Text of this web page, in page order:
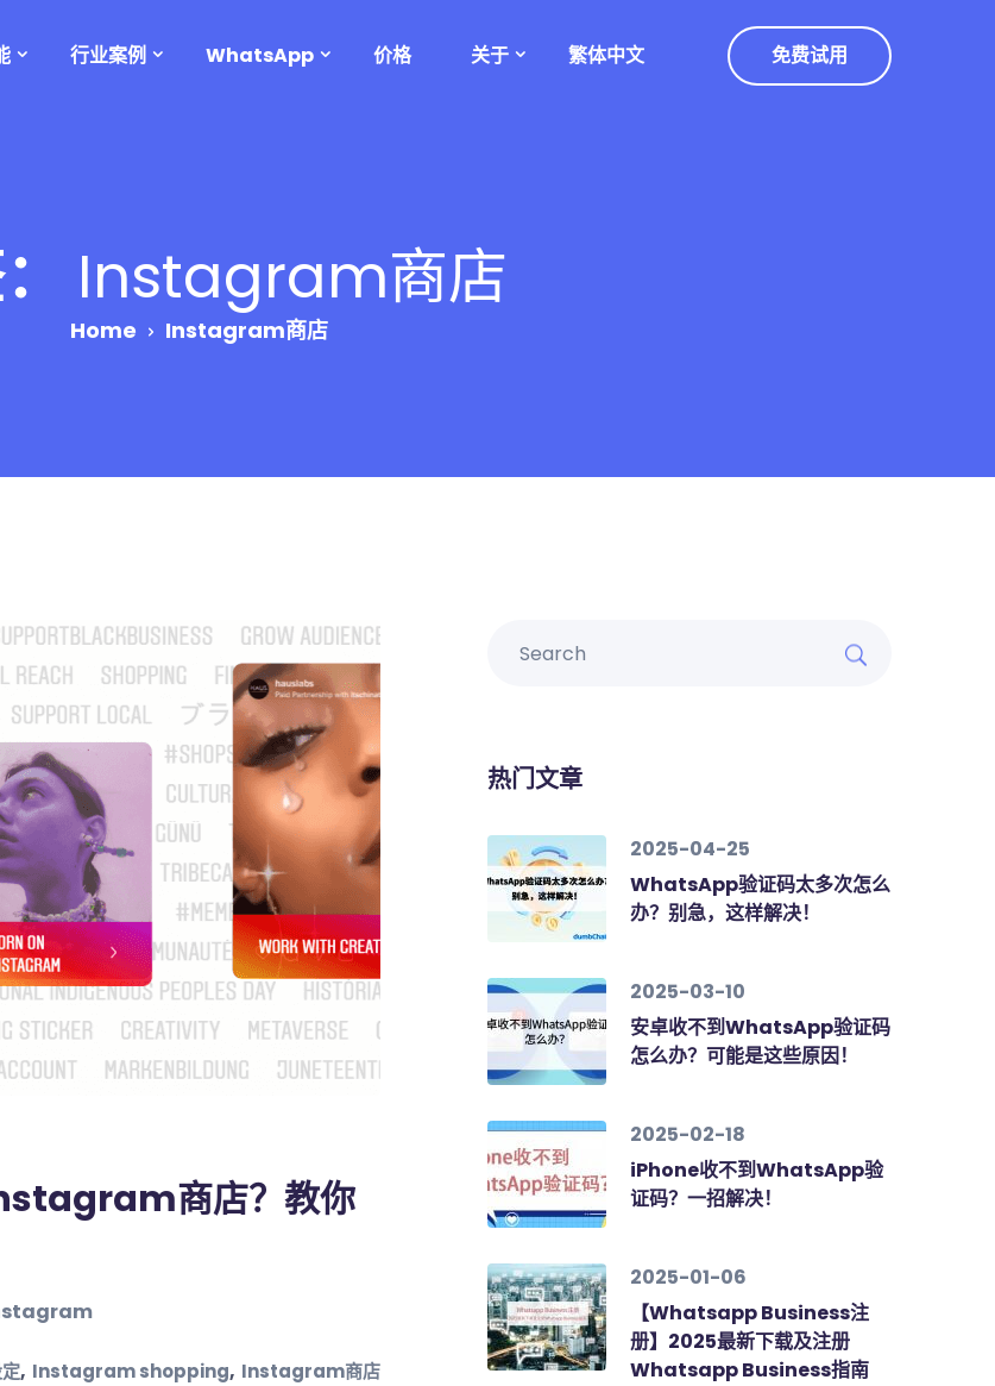
行业案例 WhatsApp 价格 关于 繁体中文 免费试用
Instagram商店
Home Instagram商店
商店？教你
, Instagram shopping, Instagram商店
热门文章
2025-04-25
WhatsApp验证码太多次怎么
办？别急，这样解决！
2025-03-10
安卓收不到WhatsApp验证码
怎么办？可能是这些原因！
2025-02-18
iPhone收不到WhatsApp验
证码？一招解决！
2025-01-06
【Whatsapp Business注
册】2025最新下载及注册
Whatsapp Business指南